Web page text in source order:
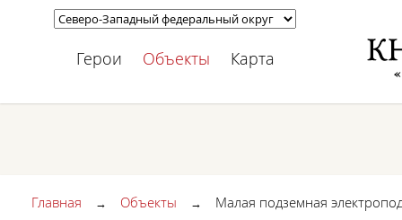
Герои Объекты Карта
Главная → Объекты → Малая подземная